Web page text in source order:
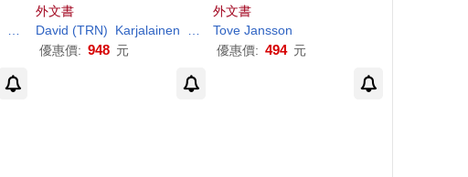
Silvester
外文書
David (TRN)
Karjalainen
Tuula/ McDuff
優惠價: 948 元
外文書
Tove Jansson
優惠價: 494 元